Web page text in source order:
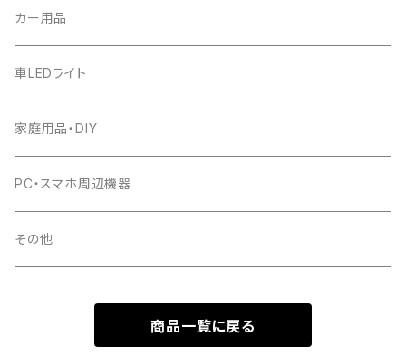
カー用品
車LEDライト
家庭用品・DIY
PC・スマホ周辺機器
その他
商品一覧に戻る